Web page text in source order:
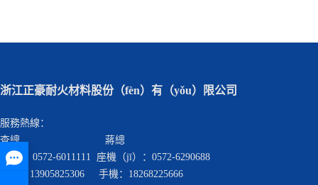
浙江正豪耐火材料股份（fèn）有（yǒu）限公司
服務熱線：
查總 蔣總
座機： 0572-6011111 座機（jī）：0572-6290688
手機：13905825306 手機：18268225666